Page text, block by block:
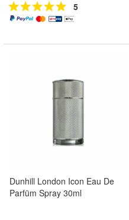
5
Dunhill London Icon Eau De
Parfüm Spray 30ml